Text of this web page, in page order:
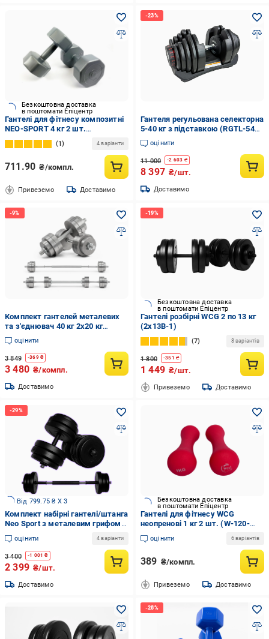
Безкоштовна доставка
в поштомати Епіцентр
Гантелі для фітнесу композитні
NEO-SPORT 4 кг 2 шт.
(2616418135)
1 4 варіанти
711.90 ₴/компл.
Привеземо Доставимо
Гантеля регульована селекторна
5-40 кг з підставкою (RGTL-540-
Black)
оцінити
11 000 -2 603 ₴
8 397 ₴/шт.
Доставимо
Комплект гантелей металевих
та з'єднювач 40 кг 2х20 кг
(35499883)
оцінити
3 849 -369₴
3 480 ₴/компл.
Доставимо
Безкоштовна доставка
в поштомати Епіцентр
Гантелі розбірні WCG 2 по 13 кг
(2х13B-1)
7 8 варіантів
1 800 -351 ₴
1 449 ₴/шт.
Привеземо Доставимо
Від 799.75 ₴ X 3
Комплект набірні гантелі/штанга
Neo Sport з металевим грифом
52 кг (NT-DMB2-26+)
оцінити 4 варіанти
3 400 -1 001 ₴
2 399 ₴/шт.
Доставимо
Безкоштовна доставка
в поштомати Епіцентр
Гантелі для фітнесу WCG
неопренові 1 кг 2 шт. (W-120-
1x2)
оцінити 6 варіантів
389 ₴/компл.
Привеземо Доставимо